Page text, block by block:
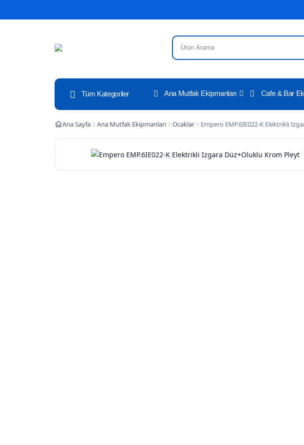
Tüm Kategoriler Ana Mutfak Ekipmanları Cafe & Bar
Ana Sayfa Ana Mutfak Ekipmanları Ocaklar Empero EMP.6IE022-K Elektrikli